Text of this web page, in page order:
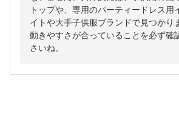
トップや、専用のパーティードレス用
イトや大手子供服ブランドで見つかり
動きやすさが合っていることを必ず確
さいね。